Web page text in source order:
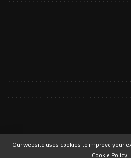
Our website uses cookies to improve your
Cookie Policy